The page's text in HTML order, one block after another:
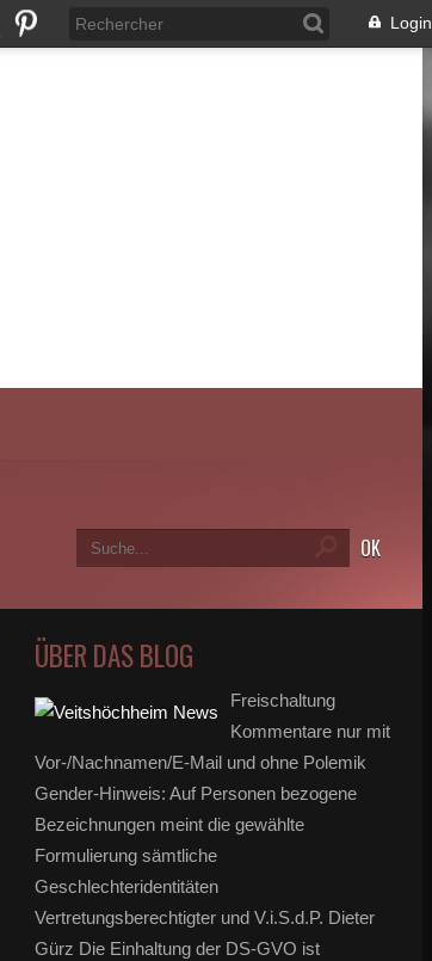
Login
ÜBER DAS BLOG
Freischaltung
Kommentare nur mit
Vor-/Nachnamen/E-Mail und ohne Polemik
Gender-Hinweis: Auf Personen bezogene
Bezeichnungen meint die gewählte
Formulierung sämtliche
Geschlechteridentitäten
Vertretungsberechtigter und V.i.S.d.P. Dieter
Gürz Die Einhaltung der DS-GVO ist